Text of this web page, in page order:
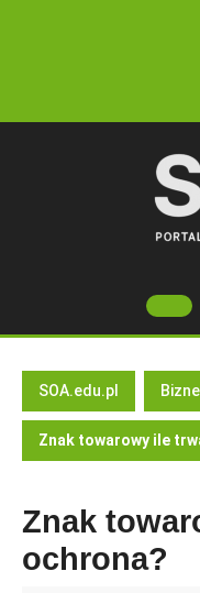
SOA.edu.pl
Znak towarowy ile
Znak
ochrona?